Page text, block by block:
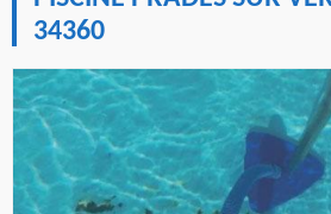
34360